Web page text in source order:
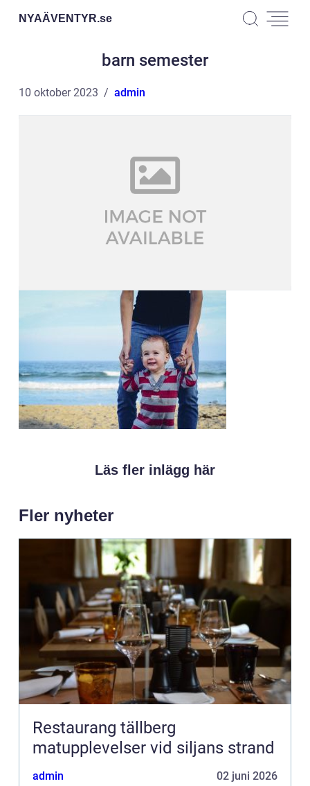
NYAÄVENTYR.se
barn semester
10 oktober 2023 admin
Läs fler inlägg här
Fler nyheter
Restaurang tällberg
matupplevelser vid siljans strand
admin 02 juni 2026